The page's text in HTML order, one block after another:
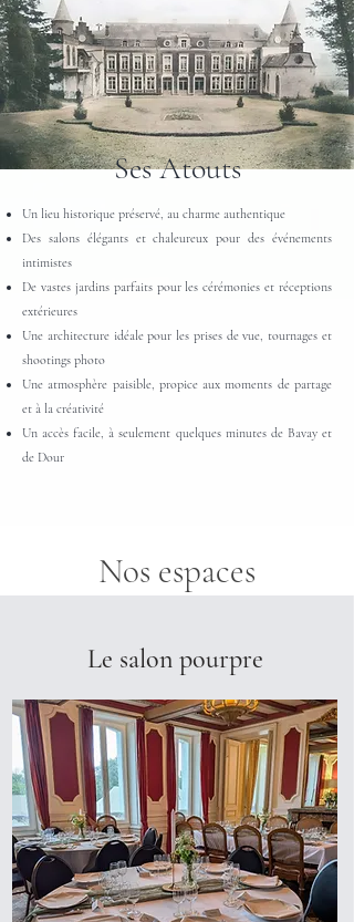
Ses Atouts
​Un lieu historique préservé, au charme authentique
Des salons élégants et chaleureux pour des événements
intimistes
De vastes jardins parfaits pour les cérémonies et réceptions
extérieures
Une architecture idéale pour les prises de vue, tournages et
shootings photo
Une atmosphère paisible, propice aux moments de partage
et à la créativité
Un accès facile, à seulement quelques minutes de Bavay et
de Dour
Nos espaces
Le salon pourpre